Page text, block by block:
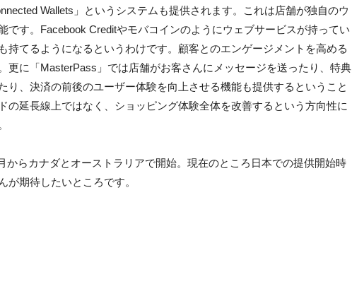
Wallets」というシステムも提供されます。これは店舗が独自のウ
です。Facebook Creditやモバコインのようにウェブサービスが持ってい
持てるようになるというわけです。顧客とのエンゲージメントを高める
更に「MasterPass」では店舗がお客さんにメッセージを送ったり、特典
り、決済の前後のユーザー体験を向上させる機能も提供するということ
の延長線上ではなく、ショッピング体験全体を改善するという方向性に
からカナダとオーストラリアで開始。現在のところ日本での提供開始時
が期待したいところです。